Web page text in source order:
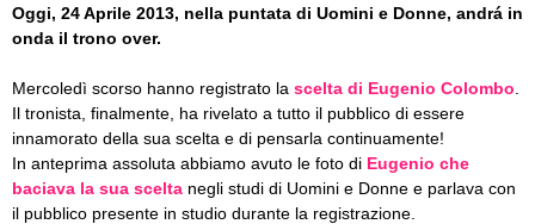
Oggi, 24 Aprile 2013, nella puntata di Uomini e Donne, andrá in
onda il trono over.
Mercoledì scorso hanno registrato la scelta di Eugenio Colombo
Il tronista, finalmente, ha rivelato a tutto il pubblico di essere
innamorato della sua scelta e di pensarla continuamente!
In anteprima assoluta abbiamo avuto le foto di Eugenio che
baciava la sua scelta negli studi di Uomini e Donne e parlava con
il pubblico presente in studio durante la registrazione.